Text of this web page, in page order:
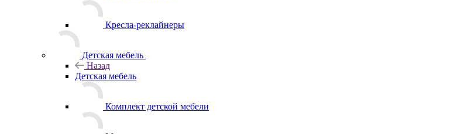
Кресла-реклайнеры
Детская мебель
Назад
Детская мебель
Комплект детской мебели